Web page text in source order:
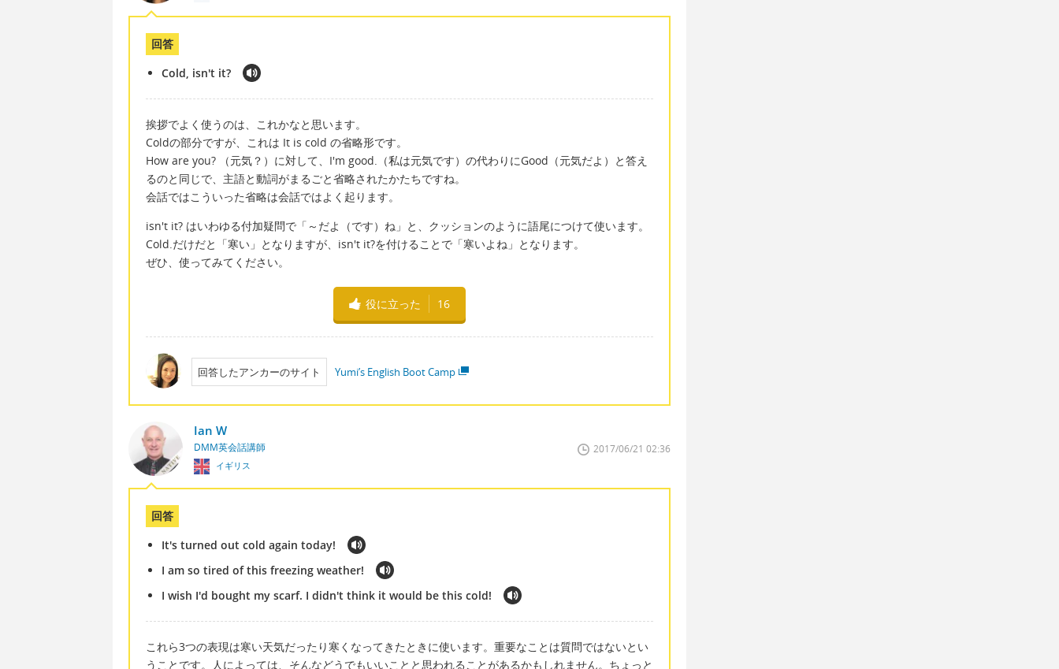
回答
Cold, isn't it?
挨拶でよく使うのは、これかなと思います。
Coldの部分ですが、これは It is cold の省略形です。
How are you? （元気？）に対して、I'm good.（私は元気です）の代わりにGood（元気だよ）と答え
るのと同じで、主語と動詞がまるごと省略されたかたちですね。
会話ではこういった省略は会話ではよく起ります。
isn't it? はいわゆる付加疑問で「～だよ（です）ね」と、クッションのように語尾につけて使います。
Cold.だけだと「寒い」となりますが、isn't it?を付けることで「寒いよね」となります。
ぜひ、使ってみてください。
役に立った 16
回答したアンカーのサイト Yumi’s English Boot Camp
Ian W
DMM英会話講師
イギリス
2017/06/21 02:36
回答
It's turned out cold again today!
I am so tired of this freezing weather!
I wish I'd bought my scarf. I didn't think it would be this cold!
これら3つの表現は寒い天気だったり寒くなってきたときに使います。重要なことは質問ではないとい
うことです。人によっては、そんなどうでもいいことと思われることがあるかもしれません。ちょっと